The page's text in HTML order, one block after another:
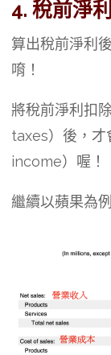
4. 稅前淨
算出稅前淨利
唷！
將稅前淨利扣
taxes）後，才
income）喔！
繼續以蘋果為例